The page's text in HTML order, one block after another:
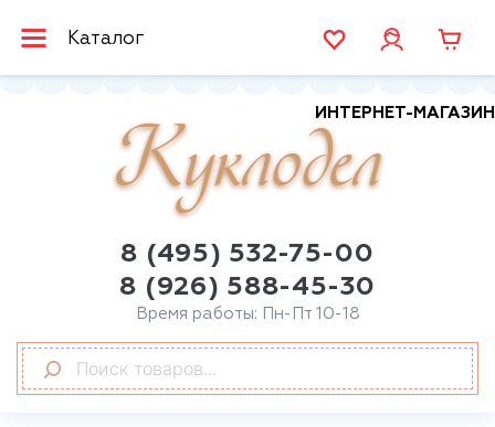
Каталог
ИНТЕРНЕТ-МАГАЗИН
Куклодел
8 (495) 532-75-00
8 (926) 588-45-30
Время работы: Пн-Пт 10-18